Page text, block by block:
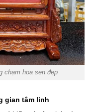
chạm hoa sen đẹp
gian tâm linh